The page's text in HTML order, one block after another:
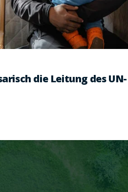
die Leitung des UN-